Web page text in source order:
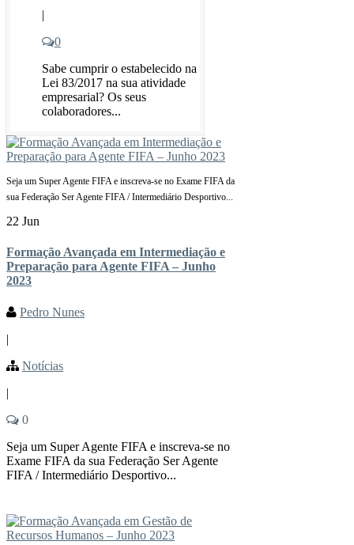
|
0
Sabe cumprir o estabelecido na
Lei 83/2017 na sua atividade
empresarial? Os seus
colaboradores...
Seja um Super Agente FIFA e inscreva-se no Exame FIFA da
sua Federação Ser Agente FIFA / Intermediário Desportivo...
22 Jun
Formação Avançada em Intermediação e
Preparação para Agente FIFA – Junho
2023
Pedro Nunes
|
Notícias
|
0
Seja um Super Agente FIFA e inscreva-se no
Exame FIFA da sua Federação Ser Agente
FIFA / Intermediário Desportivo...